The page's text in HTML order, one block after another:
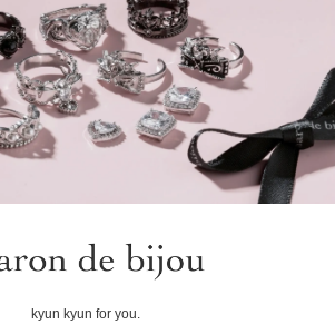
kyun kyun for you.